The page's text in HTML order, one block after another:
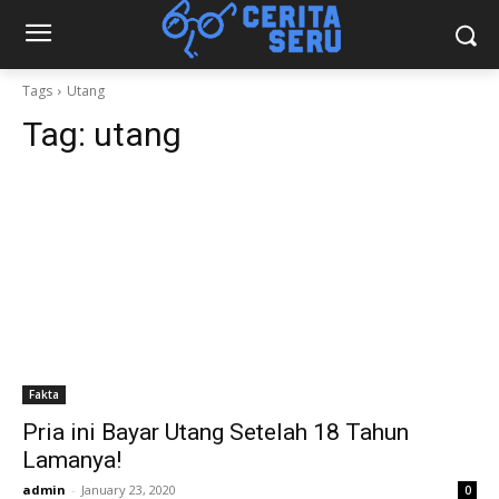
Tags Utang
Tag: utang
Fakta
Pria ini Bayar Utang Setelah 18 Tahun
Lamanya!
admin - January 23, 2020 0